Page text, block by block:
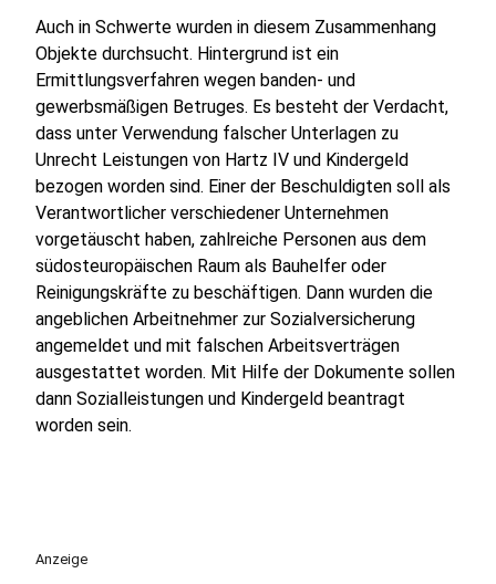
Auch in Schwerte wurden in diesem Zusammenhang
Objekte durchsucht. Hintergrund ist ein
Ermittlungsverfahren wegen banden- und
gewerbsmäßigen Betruges. Es besteht der Verdacht,
dass unter Verwendung falscher Unterlagen zu
Unrecht Leistungen von Hartz IV und Kindergeld
bezogen worden sind. Einer der Beschuldigten soll als
Verantwortlicher verschiedener Unternehmen
vorgetäuscht haben, zahlreiche Personen aus dem
südosteuropäischen Raum als Bauhelfer oder
Reinigungskräfte zu beschäftigen. Dann wurden die
angeblichen Arbeitnehmer zur Sozialversicherung
angemeldet und mit falschen Arbeitsverträgen
ausgestattet worden. Mit Hilfe der Dokumente sollen
dann Sozialleistungen und Kindergeld beantragt
worden sein.
Anzeige